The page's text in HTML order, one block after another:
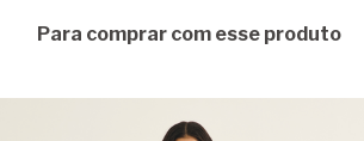
Para comprar com esse produto